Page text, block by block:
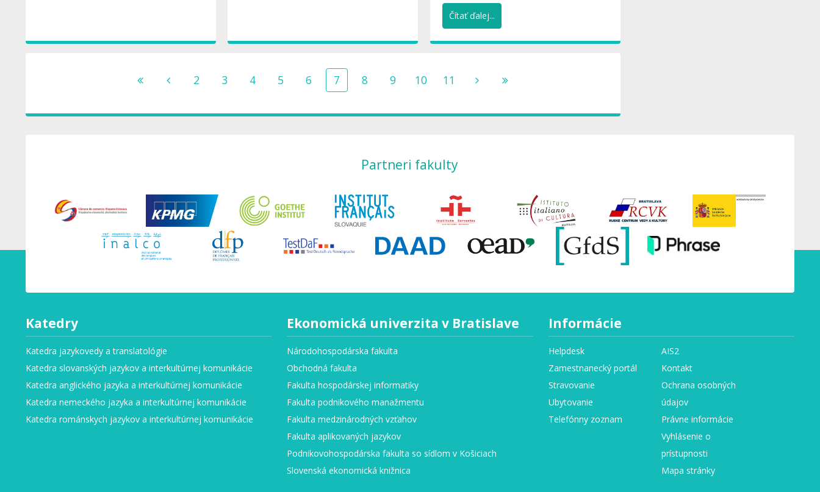
Čítať ďalej...
2 3 4 5 6 7 8 9 10 11
Partneri fakulty
Katedry
Katedra jazykovedy a translatológie
Katedra slovanských jazykov a interkultúrnej komunikácie
Katedra anglického jazyka a interkultúrnej komunikácie
Katedra nemeckého jazyka a interkultúrnej komunikácie
Katedra románskych jazykov a interkultúrnej komunikácie
Ekonomická univerzita v Bratislave
Národohospodárska fakulta
Obchodná fakulta
Fakulta hospodárskej informatiky
Fakulta podnikového manažmentu
Fakulta medzinárodných vzťahov
Fakulta aplikovaných jazykov
Podnikovohospodárska fakulta so sídlom v Košiciach
Slovenská ekonomická knižnica
Informácie
Helpdesk
Zamestnanecký portál
Stravovanie
Ubytovanie
Telefónny zoznam
AIS2
Kontakt
Ochrana osobných
údajov
Právne informácie
Vyhlásenie o
prístupnosti
Mapa stránky